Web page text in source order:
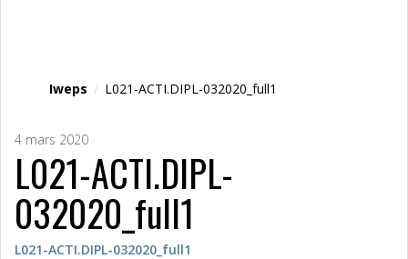
Iweps / L021-ACTI.DIPL-032020_full1
4 mars 2020
L021-ACTI.DIPL-
032020_full1
L021-ACTI.DIPL-032020_full1